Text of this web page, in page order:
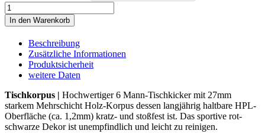
Kicker
FAS
JUMBO
MannROT-
SCHWARZ
MÜNZ
0,50€
Menge
In den Warenkorb
Beschreibung
Zusätzliche Informationen
Produktsicherheit
weitere Daten
Tischkorpus | Hochwertiger 6 Mann-Tischkicker mit 27mm
starkem Mehrschicht Holz-Korpus dessen langjährig haltbare HPL-
Oberfläche (ca. 1,2mm) kratz- und stoßfest ist. Das sportive rot-
schwarze Dekor ist unempfindlich und leicht zu reinigen.